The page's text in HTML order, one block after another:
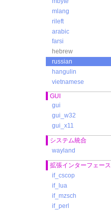
mlang
rileft
arabic
farsi
hebrew
russian
hangulin
vietnamese
GUI
gui
gui_w32
gui_x11
システム統合
wayland
拡張インターフェース
if_cscop
if_lua
if_mzsch
if_perl